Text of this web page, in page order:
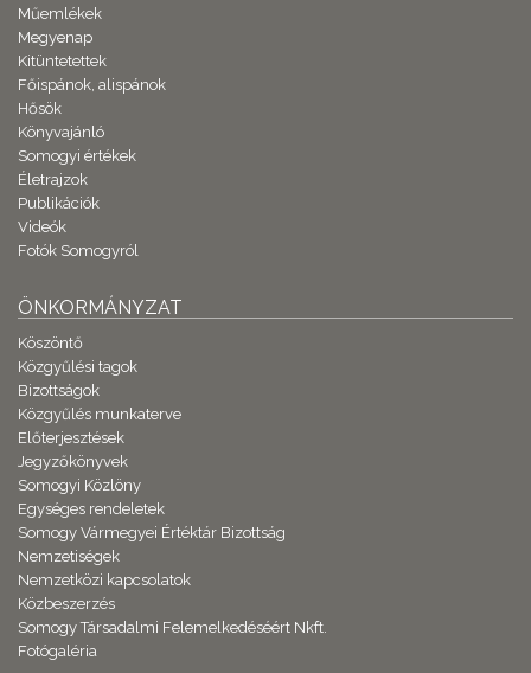
Műemlékek
Megyenap
Kitüntetettek
Főispánok, alispánok
Hősök
Könyvajánló
Somogyi értékek
Életrajzok
Publikációk
Videók
Fotók Somogyról
ÖNKORMÁNYZAT
Köszöntő
Közgyűlési tagok
Bizottságok
Közgyűlés munkaterve
Előterjesztések
Jegyzőkönyvek
Somogyi Közlöny
Egységes rendeletek
Somogy Vármegyei Értéktár Bizottság
Nemzetiségek
Nemzetközi kapcsolatok
Közbeszerzés
Somogy Társadalmi Felemelkedéséért Nkft.
Fotógaléria